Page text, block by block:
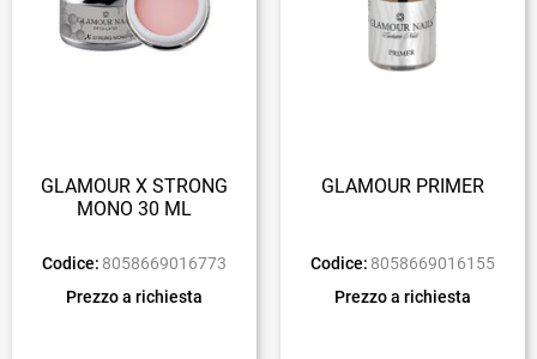
GLAMOUR X STRONG
MONO 30 ML
Codice: 8058669016773
Prezzo a richiesta
GLAMOUR PRIMER
Codice: 8058669016155
Prezzo a richiesta